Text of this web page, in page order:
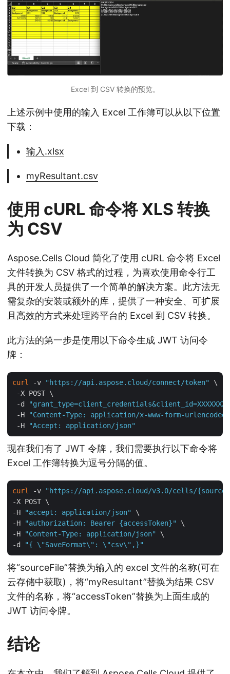
Excel 到 CSV 转换的预览。
上述示例中使用的输入 Excel 工作簿可以从以下位置
下载：
输入.xlsx
myResultant.csv
使用 cURL 命令将 XLS 转换
为 CSV
Aspose.Cells Cloud 简化了使用 cURL 命令将 Excel
文件转换为 CSV 格式的过程，为喜欢使用命令行工
具的开发人员提供了一个简单的解决方案。此方法无
需复杂的安装或额外的库，提供了一种安全、可扩展
且高效的方式来处理跨平台的 Excel 到 CSV 转换。
此方法的第一步是使用以下命令生成 JWT 访问令
牌：
curl -v "https://api.aspose.cloud/connect/token"
\
-X POST \
-d
"grant_type=client_credentials&client_id=XXXXXXX-
-H
"Content-Type: application/x-www-form-urlencoded"
-H
"Accept: application/json"
现在我们有了 JWT 令牌，我们需要执行以下命令将
Excel 工作簿转换为逗号分隔的值。
curl -v
"https://api.aspose.cloud/v3.0/cells/
-X POST \
-H
"accept: application/json"
\
-H
"authorization: Bearer {accessToken}"
\
-H
"Content-Type: application/json"
\
-d
"{ \"SaveFormat\": \"csv\",}"
将“sourceFile”替换为输入的 excel 文件的名称(可在
云存储中获取)，将“myResultant”替换为结果 CSV
文件的名称，将“accessToken”替换为上面生成的
JWT 访问令牌。
结论